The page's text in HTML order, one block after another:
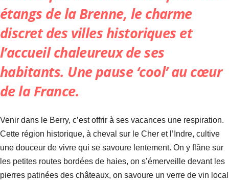
étangs de la Brenne, le charme
discret des villes historiques et
l’accueil chaleureux de ses
habitants. Une pause ‘cool’ au cœur
de la France.
Venir dans le Berry, c’est offrir à ses vacances une respiration.
Cette région historique, à cheval sur le Cher et l’Indre, cultive
une douceur de vivre qui se savoure lentement. On y flâne sur
les petites routes bordées de haies, on s’émerveille devant les
pierres patinées des châteaux, on savoure un verre de vin local